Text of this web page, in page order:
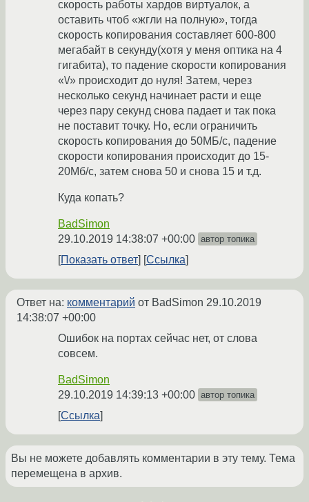
скорость работы хардов виртуалок, а
оставить чтоб «жгли на полную», тогда
скорость копирования составляет 600-800
мегабайт в секунду(хотя у меня оптика на 4
гигабита), то падение скорости копирования
«\/» происходит до нуля! Затем, через
несколько секунд начинает расти и еще
через пару секунд снова падает и так пока
не поставит точку. Но, если ограничить
скорость копирования до 50МБ/с, падение
скорости копирования происходит до 15-
20Мб/с, затем снова 50 и снова 15 и т.д.
Куда копать?
BadSimon
29.10.2019 14:38:07 +00:00 автор топика
Показать ответ Ссылка
Ответ на: комментарий от BadSimon 29.10.2019
14:38:07 +00:00
Ошибок на портах сейчас нет, от слова
совсем.
BadSimon
29.10.2019 14:39:13 +00:00 автор топика
Ссылка
Вы не можете добавлять комментарии в эту тему. Тема
перемещена в архив.